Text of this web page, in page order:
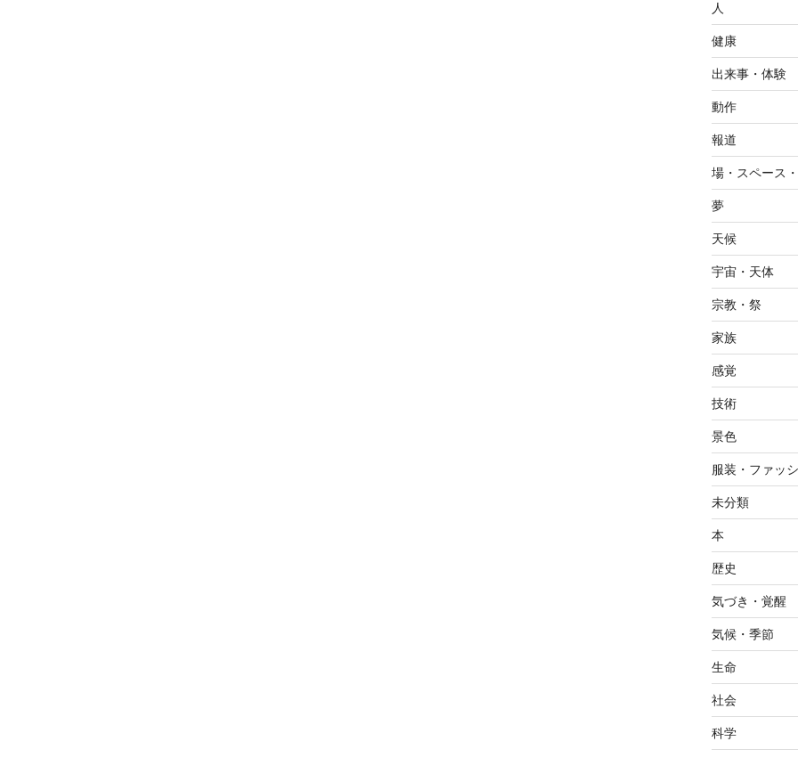
人
健康
出来事・体験
動作
報道
場・スペース
夢
天候
宇宙・天体
宗教・祭
家族
感覚
技術
景色
服装・ファッ
未分類
本
歴史
気づき・覚醒
気候・季節
生命
社会
科学